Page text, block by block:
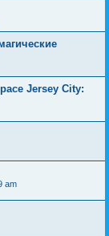
Jersey City:
am